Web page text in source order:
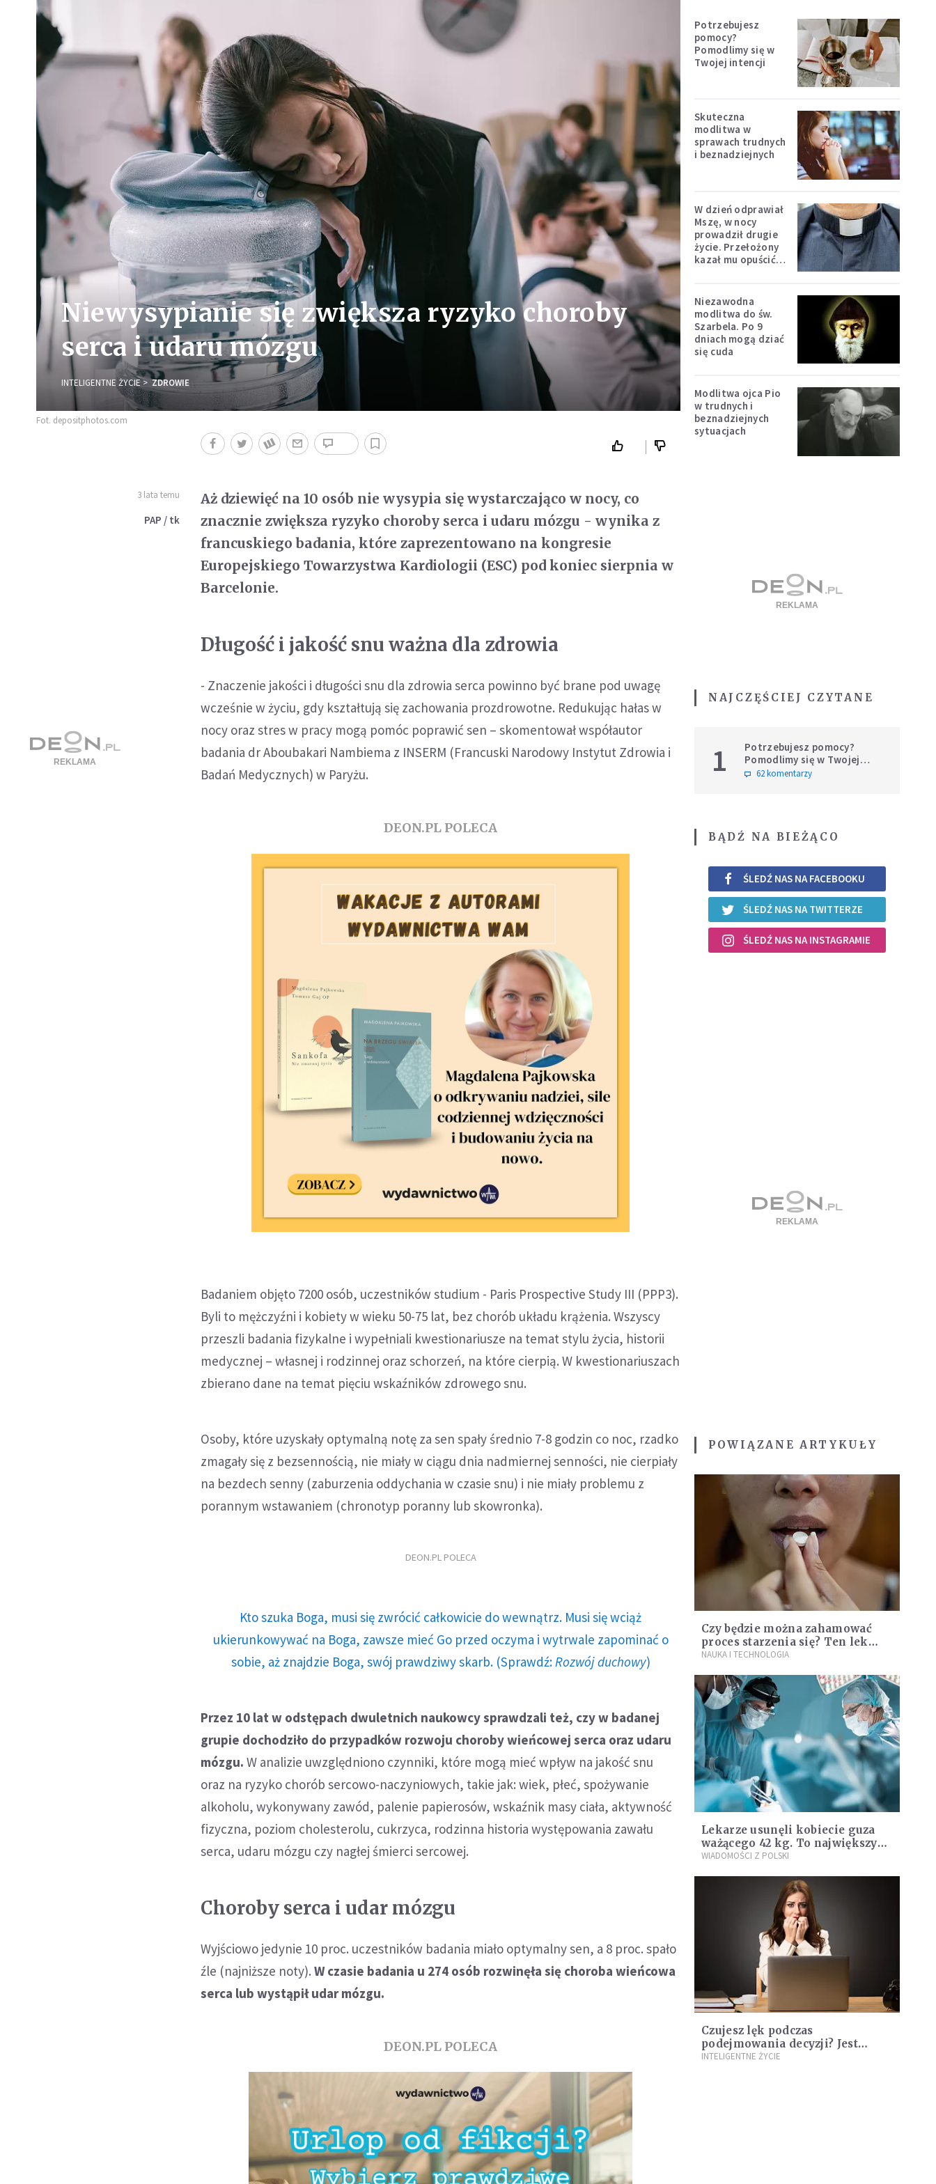
Niewysypianie się zwiększa ryzyko choroby
serca i udaru mózgu
INTELIGENTNE ŻYCIE ZDROWIE
Fot. depositphotos.com
3 lata temu
PAP / tk
Aż dziewięć na 10 osób nie wysypia się wystarczająco w nocy, co
znacznie zwiększa ryzyko choroby serca i udaru mózgu - wynika z
francuskiego badania, które zaprezentowano na kongresie
Europejskiego Towarzystwa Kardiologii (ESC) pod koniec sierpnia w
Barcelonie.
Długość i jakość snu ważna dla zdrowia
- Znaczenie jakości i długości snu dla zdrowia serca powinno być brane pod uwagę
wcześnie w życiu, gdy kształtują się zachowania prozdrowotne. Redukując hałas w
nocy oraz stres w pracy mogą pomóc poprawić sen – skomentował współautor
badania dr Aboubakari Nambiema z INSERM (Francuski Narodowy Instytut Zdrowia i
Badań Medycznych) w Paryżu.
DEON.PL POLECA
Badaniem objęto 7200 osób, uczestników studium - Paris Prospective Study III (PPP3).
Byli to mężczyźni i kobiety w wieku 50-75 lat, bez chorób układu krążenia. Wszyscy
przeszli badania fizykalne i wypełniali kwestionariusze na temat stylu życia, historii
medycznej – własnej i rodzinnej oraz schorzeń, na które cierpią. W kwestionariuszach
zbierano dane na temat pięciu wskaźników zdrowego snu.
Osoby, które uzyskały optymalną notę za sen spały średnio 7-8 godzin co noc, rzadko
zmagały się z bezsennością, nie miały w ciągu dnia nadmiernej senności, nie cierpiały
na bezdech senny (zaburzenia oddychania w czasie snu) i nie miały problemu z
porannym wstawaniem (chronotyp poranny lub skowronka).
DEON.PL POLECA
Kto szuka Boga, musi się zwrócić całkowicie do wewnątrz. Musi się wciąż
ukierunkowywać na Boga, zawsze mieć Go przed oczyma i wytrwale zapominać o
sobie, aż znajdzie Boga, swój prawdziwy skarb. (Sprawdź: Rozwój duchowy)
Przez 10 lat w odstępach dwuletnich naukowcy sprawdzali też, czy w badanej
grupie dochodziło do przypadków rozwoju choroby wieńcowej serca oraz udaru
mózgu. W analizie uwzględniono czynniki, które mogą mieć wpływ na jakość snu
oraz na ryzyko chorób sercowo-naczyniowych, takie jak: wiek, płeć, spożywanie
alkoholu, wykonywany zawód, palenie papierosów, wskaźnik masy ciała, aktywność
fizyczna, poziom cholesterolu, cukrzyca, rodzinna historia występowania zawału
serca, udaru mózgu czy nagłej śmierci sercowej.
Choroby serca i udar mózgu
Wyjściowo jedynie 10 proc. uczestników badania miało optymalny sen, a 8 proc. spało
źle (najniższe noty).W czasie badania u 274 osób rozwinęła się choroba wieńcowa
serca lub wystąpił udar mózgu.
DEON.PL POLECA
Potrzebujesz
pomocy?
Pomodlimy się w
Twojej intencji
Skuteczna
modlitwa w
sprawach trudnych
i beznadziejnych
W dzień odprawiał
Mszę, w nocy
prowadził drugie
życie. Przełożony
kazał mu opuścić
Niezawodna
modlitwa do św.
Szarbela. Po 9
dniach mogą dziać
się cuda
Modlitwa ojca Pio
w trudnych i
beznadziejnych
sytuacjach
NAJCZĘŚCIEJ CZYTANE
1
Potrzebujesz pomocy?
Pomodlimy się w Twojej
intencji
62 komentarzy
BĄDŹ NA BIEŻĄCO
ŚLEDŹ NAS NA FACEBOOKU
ŚLEDŹ NAS NA TWITTERZE
ŚLEDŹ NAS NA INSTAGRAMIE
POWIĄZANE ARTYKUŁY
Czy będzie można zahamować
proces starzenia się? Ten lek
daje obiecujące wyniki
NAUKA I TECHNOLOGIA
Lekarze usunęli kobiecie guza
ważącego 42 kg. To największy
guz jaki usunięto w Polsce
WIADOMOŚCI Z POLSKI
Czujesz lęk podczas
podejmowania decyzji? Jest
sposób, aby to przezwyciężyć
INTELIGENTNE ŻYCIE